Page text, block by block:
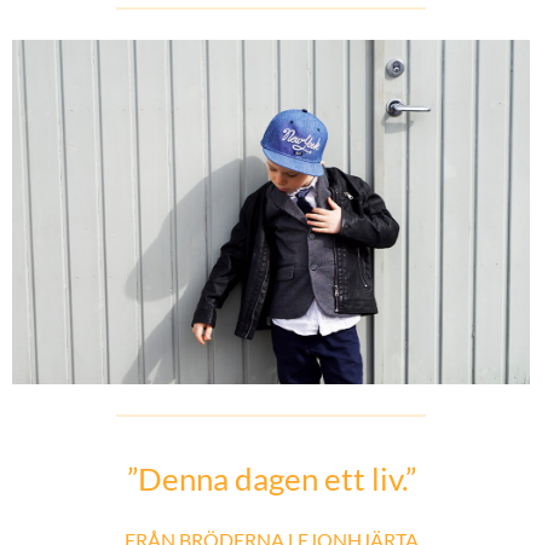
”Denna dagen ett liv.”
FRÅN BRÖDERNA LEJONHJÄRTA